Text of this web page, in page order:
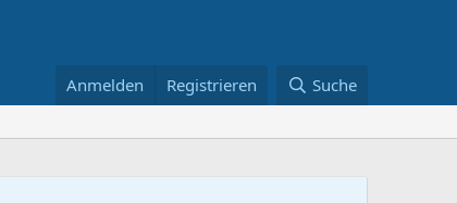
Anmelden Registrieren Suche